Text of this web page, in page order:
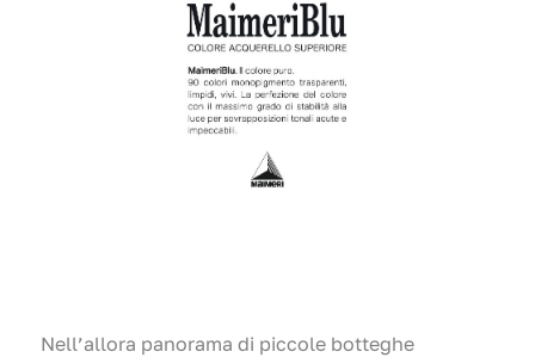
Nell’allora panorama di piccole botteghe